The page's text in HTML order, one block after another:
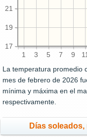
1 3 5 7 9
17
19
21
La temperatura promedio
mes de febrero de 2026
mínima y máxima en el
respectivamente.
Días